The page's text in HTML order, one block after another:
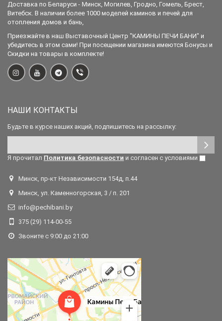
Доставка по Беларуси - Минск, Могилев, Гродно, Гомель, Брест,
Витебск. В наличии более 1000 моделей каминов и печей для
отопления домов и бань,
Приезжайте в наш Выставочный Центр "КАМИНЫ ПЕЧИ БАНИ" и
убедитесь в этом сами! При посещении магазина имеются Бонусы и
Скидки на товары в комплекте!
НАШИ КОНТАКТЫ
Будьте в курсе наших акций, подпишитесь на рассылку:
Я прочитал Политика безопасности и согласен с условиями
Минск, пр-кт Независимости 154д, п.44
Минск, ул. Каменногорская, 3 / п. 201
info@pechibani.by
375 (29) 114-00-55
Звоните с 9:00 до 21:00